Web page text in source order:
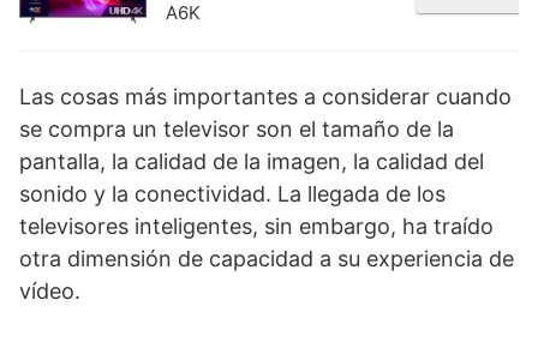
A6K
Las cosas más importantes a considerar cuando
se compra un televisor son el tamaño de la
pantalla, la calidad de la imagen, la calidad del
sonido y la conectividad. La llegada de los
televisores inteligentes, sin embargo, ha traído
otra dimensión de capacidad a su experiencia de
vídeo.